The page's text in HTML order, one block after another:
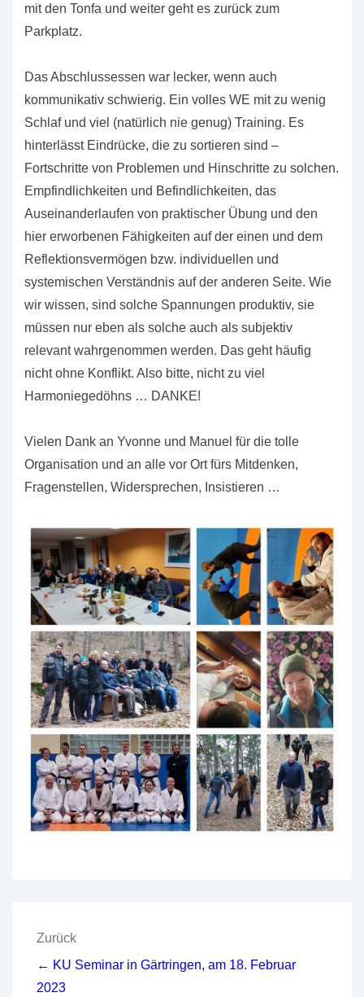
mit den Tonfa und weiter geht es zurück zum
Parkplatz.
Das Abschlussessen war lecker, wenn auch
kommunikativ schwierig. Ein volles WE mit zu wenig
Schlaf und viel (natürlich nie genug) Training. Es
hinterlässt Eindrücke, die zu sortieren sind –
Fortschritte von Problemen und Hinschritte zu solchen.
Empfindlichkeiten und Befindlichkeiten, das
Auseinanderlaufen von praktischer Übung und den
hier erworbenen Fähigkeiten auf der einen und dem
Reflektionsvermögen bzw. individuellen und
systemischen Verständnis auf der anderen Seite. Wie
wir wissen, sind solche Spannungen produktiv, sie
müssen nur eben als solche auch als subjektiv
relevant wahrgenommen werden. Das geht häufig
nicht ohne Konflikt. Also bitte, nicht zu viel
Harmoniegedöhns … DANKE!
Vielen Dank an Yvonne und Manuel für die tolle
Organisation und an alle vor Ort fürs Mitdenken,
Fragenstellen, Widersprechen, Insistieren …
Beitragsnavigation
Zurück
← KU Seminar in Gärtringen, am 18. Februar
2023